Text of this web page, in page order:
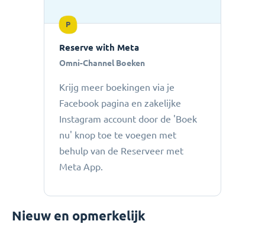
P
Reserve with Meta
Omni-Channel Boeken
Krijg meer boekingen via je
Facebook pagina en zakelijke
Instagram account door de 'Boek
nu' knop toe te voegen met
behulp van de Reserveer met
Meta App.
Nieuw en opmerkelijk